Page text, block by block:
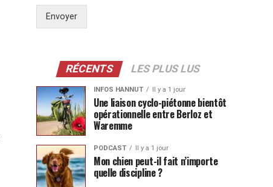
Envoyer
RÉCENTS LES PLUS LUS
INFOS HANNUT Il y a 1 jour
Une liaison cyclo-piétonne bientôt
opérationnelle entre Berloz et
Waremme
PODCAST Il y a 1 jour
Mon chien peut-il fait n’importe
quelle discipline ?